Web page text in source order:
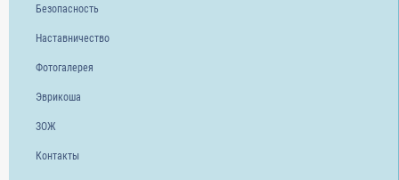
Безопасность
Наставничество
Фотогалерея
Эврикоша
ЗОЖ
Контакты